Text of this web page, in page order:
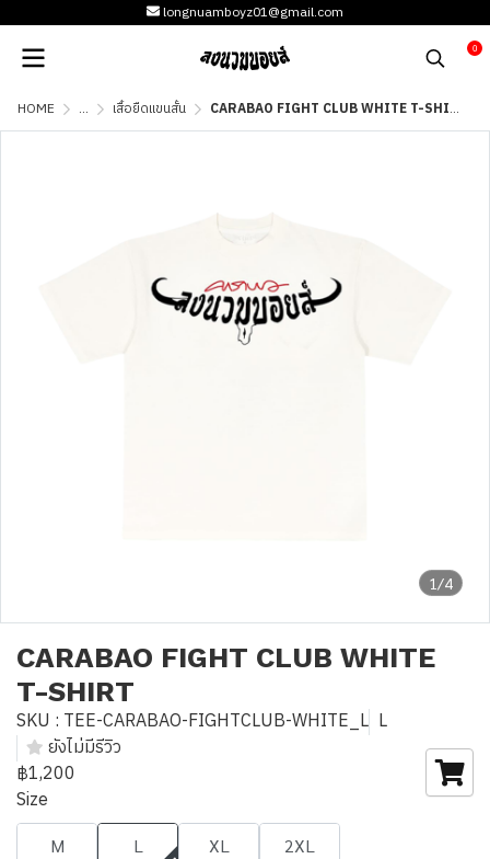
longnuamboyz01@gmail.com
0
HOME ... เสื้อยืดแขนสั้น CARABAO FIGHT CLUB WHITE T-SHIRT
1/4
CARABAO FIGHT CLUB WHITE
T-SHIRT
SKU : TEE-CARABAO-FIGHTCLUB-WHITE_L L
ยังไม่มีรีวิว
฿1,200
Size
M L XL 2XL